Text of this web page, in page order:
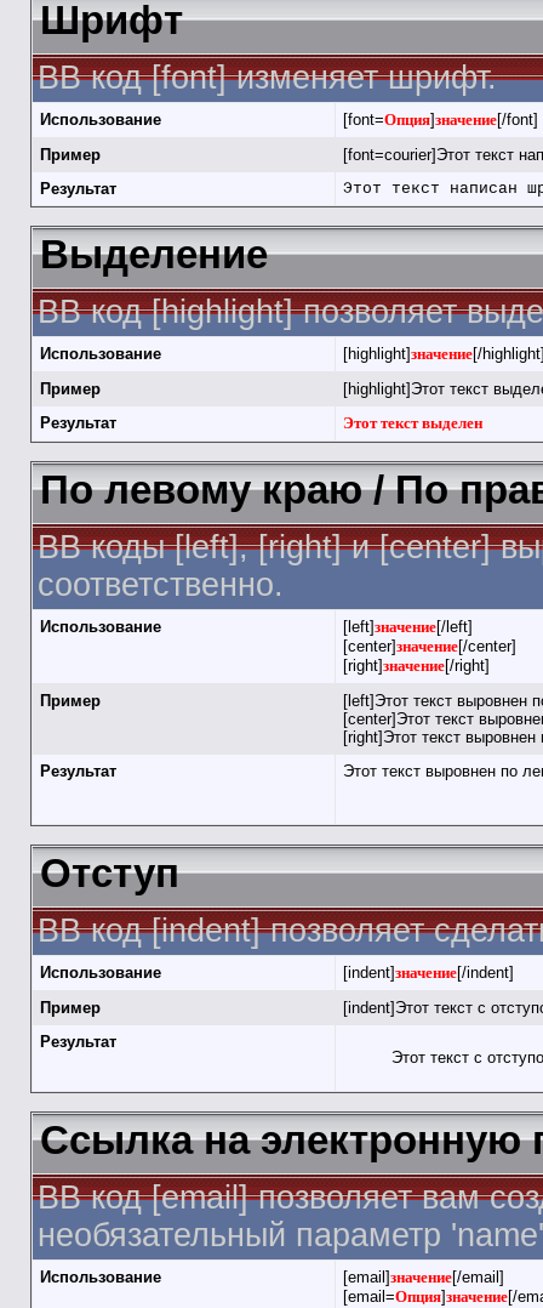
Шрифт
BB код [font] изменяет шрифт.
Использование [font=Опция]значение[/font]
Пример
[font=courier]Этот текст
Результат
Этот текст написан
Выделение
BB код [highlight] позволяет
Использование [highlight]значение[/
Пример
[highlight]Этот текст
Результат
Этот текст выделен
По левому краю / По
BB коды [left], [right] и [center]
соответственно.
Использование [left]значение[/left]
[center]значение[/center]
[right]значение[/right]
Пример
[left]Этот текст выровнен
[center]Этот текст
[right]Этот текст
Результат
Этот текст выровнен по
Отступ
BB код [indent] позволяет
Использование [indent]значение[/indent]
Пример
[indent]Этот текст с
Результат
Этот текст с
Ссылка на электронную
BB код [email] позволяет вам
необязательный параметр
Использование [email]значение[/email]
[email=Опция]значение[/